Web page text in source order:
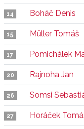
14 Boháč Denis
15 Müller Tomáš
17 Pomichálek
20 Rajnoha Jan
26 Somsi
27 Horáček